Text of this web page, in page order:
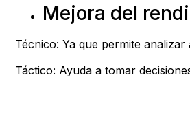
Mejora del
Técnico: Ya que permite
Táctico: Ayuda a tomar